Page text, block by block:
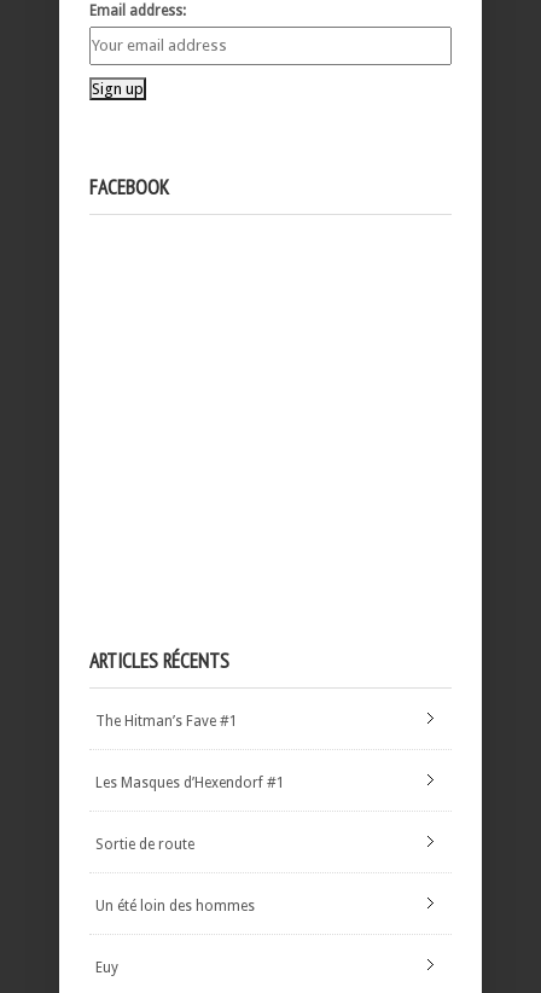
Email address:
FACEBOOK
ARTICLES RÉCENTS
The Hitman’s Fave #1
Les Masques d’Hexendorf #1
Sortie de route
Un été loin des hommes
Euy